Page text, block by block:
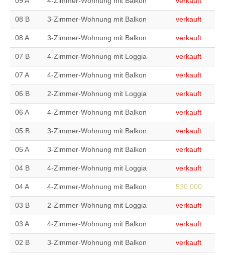
08 B 3-Zimmer-Wohnung mit Balkon verkauft
08 A 3-Zimmer-Wohnung mit Balkon verkauft
07 B 4-Zimmer-Wohnung mit Loggia verkauft
07 A 4-Zimmer-Wohnung mit Balkon verkauft
06 B 2-Zimmer-Wohnung mit Loggia verkauft
06 A 4-Zimmer-Wohnung mit Balkon verkauft
05 B 3-Zimmer-Wohnung mit Balkon verkauft
05 A 3-Zimmer-Wohnung mit Balkon verkauft
04 B 4-Zimmer-Wohnung mit Loggia verkauft
04 A 4-Zimmer-Wohnung mit Balkon 530.000
03 B 2-Zimmer-Wohnung mit Loggia verkauft
03 A 4-Zimmer-Wohnung mit Balkon verkauft
02 B 3-Zimmer-Wohnung mit Balkon verkauft